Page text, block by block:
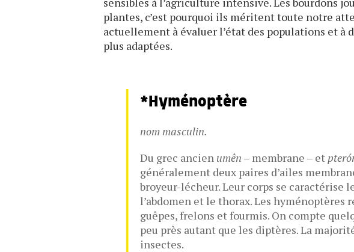
plantes, c’est pourquoi ils méritent toute notre
actuellement à évaluer l’état des populations et à
plus adaptées.
*Hyménoptère
nom masculin.
Du grec ancien umên – membrane – et
généralement deux paires d’ailes
broyeur-lécheur. Leur corps se
l’abdomen et le thorax. Les
guêpes, frelons et fourmis. On compte
peu près autant que les diptères. La
insectes.